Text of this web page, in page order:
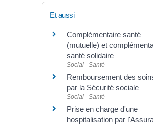
Et aussi
Complémentaire santé
(mutuelle) et
santé solidaire
Social - Santé
Remboursement des
par la Sécurité sociale
Social - Santé
Prise en charge d'une
hospitalisation par